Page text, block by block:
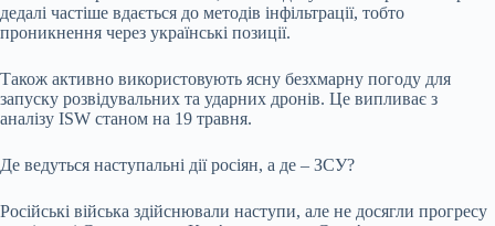
дедалі частіше вдається до методів інфільтрації, тобто
проникнення через українські позиції.
Також активно використовують ясну безхмарну погоду для
запуску розвідувальних та ударних дронів. Це випливає з
аналізу ISW станом на 19 травня.
Де ведуться наступальні дії росіян, а де – ЗСУ?
Російські війська здійснювали наступи, але не досягли прогресу